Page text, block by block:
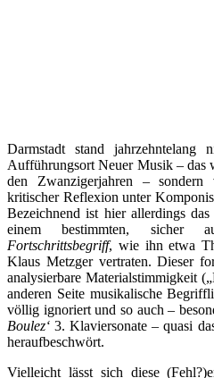
Darmstadt stand
Aufführungsort Neuer Musik – das
den Zwanzigerjahren –
kritischer Reflexion unter
Bezeichnend ist hier allerdings
einem bestimmten, sicher
Fortschrittsbegriff, wie ihn etwa
Klaus Metzger vertraten. Dieser
analysierbare Materialstimmigkeit
anderen Seite musikalische
völlig ignoriert und so auch –
Boulez‘3. Klaviersonate – quasi
heraufbeschwört.
Vielleicht lässt sich diese